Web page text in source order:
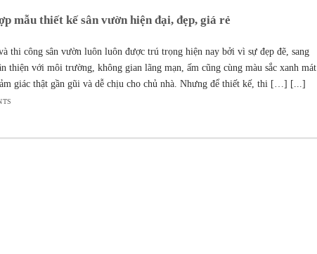
mẫu thiết kế sân vườn hiện đại, đẹp, giá rẻ
thi công sân vườn luôn luôn được trú trọng hiện nay bởi vì sự đẹp đẽ, sang
thiện với môi trường, không gian lãng mạn, ấm cũng cùng màu sắc xanh mát
giác thật gần gũi và dễ chịu cho chủ nhà. Nhưng để thiết kế, thi […] [...]